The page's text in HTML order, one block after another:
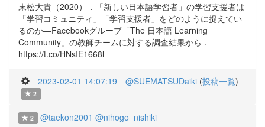
末松大貴（2020）．「新しい日本語学習者」の学習支援者は
「学習コミュニティ」「学習支援者」をどのように捉えてい
るのか―Facebookグループ「The 日本語 Learning
Community」の教師チームに対する調査結果から．
https://t.co/HNsIE1668l
2023-02-01 14:07:19 @SUEMATSUDaiki (投稿一覧)
2
2 @taekon2001 @nihogo_nishiki